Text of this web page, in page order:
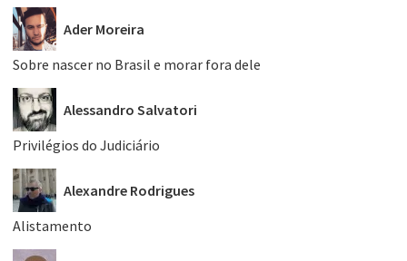
Ader Moreira
Sobre nascer no Brasil e morar fora dele
Alessandro Salvatori
Privilégios do Judiciário
Alexandre Rodrigues
Alistamento